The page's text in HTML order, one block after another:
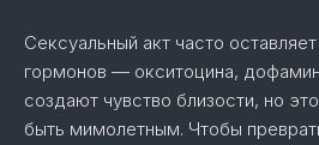
Сексуальный акт часто
гормонов — окситоцина,
создают чувство близости, но
быть мимолетным. Чтобы